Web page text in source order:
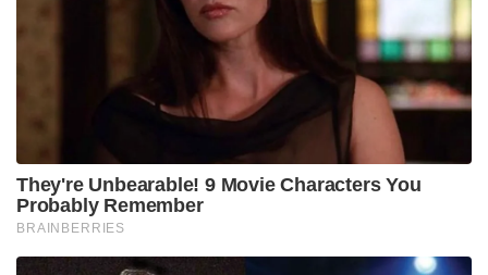
They're Unbearable! 9 Movie Characters You
Probably Remember
BRAINBERRIES